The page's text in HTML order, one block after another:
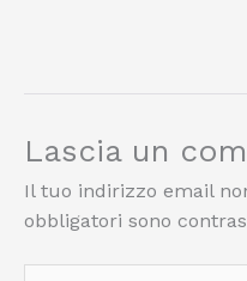
Lascia un
Il tuo indirizzo email
obbligatori sono